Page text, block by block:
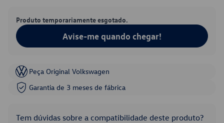
Produto temporariamente esgotado.
Avise-me quando chegar!
Peça Original Volkswagen
Garantia de 3 meses de fábrica
Tem dúvidas sobre a compatibilidade deste produto?